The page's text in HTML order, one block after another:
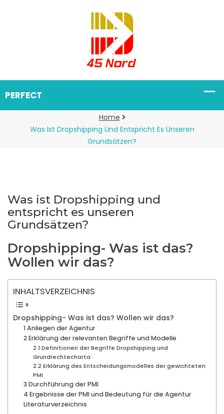
Home
Was Ist Dropshipping Und Entspricht Es Unseren
Grundsätzen?
Was ist Dropshipping und
entspricht es unseren
Grundsätzen?
Dropshipping- Was ist das?
Wollen wir das?
INHALTSVERZEICHNIS
Dropshipping- Was ist das? Wollen wir das?
1 Anliegen der Agentur
2 Erklärung der relevanten Begriffe und Modelle
2.1 Definitionen der Begriffe Dropshipping und
Grundrechtecharta
2.2 Erklärung des Entscheidungsmodelles der gewichteten
PMI
3 Durchführung der PMI
4 Ergebnisse der PMI und Bedeutung für die Agentur
Literaturverzeichnis